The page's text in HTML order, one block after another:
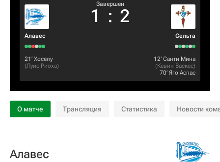
Алавес
Завершен
1 : 2
Сельта
21‎’‎ Хоселу
(Луис Риоха)
12‎’‎ Санти Мина
(Кевин Васкес)
70‎’‎ Яго Аспас
О матче Трансляция Статистика Новости
Алавес